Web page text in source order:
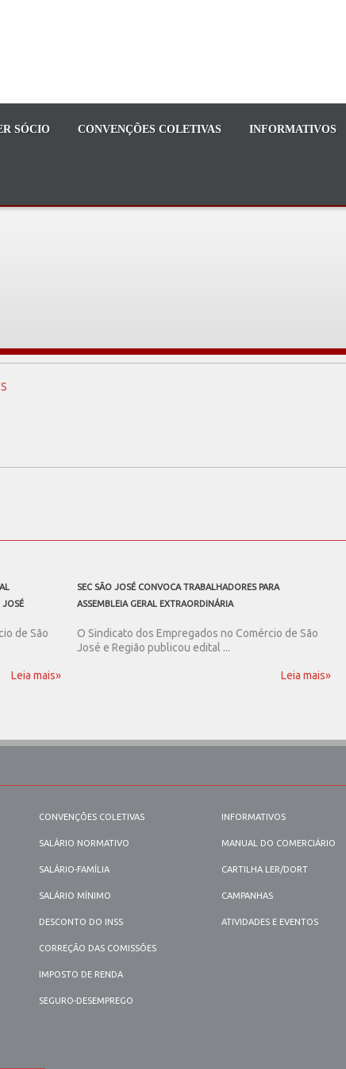
SÓCIO CONVENÇÕES COLETIVAS INFORMATIVOS
JOSÉ
de São
Leia mais»
SEC SÃO JOSÉ CONVOCA TRABALHADORES PARA
ASSEMBLEIA GERAL EXTRAORDINÁRIA
O Sindicato dos Empregados no Comércio de São
José e Região publicou edital ...
Leia mais»
CONVENÇÕES COLETIVAS
SALÁRIO NORMATIVO
SALÁRIO-FAMÍLIA
SALÁRIO MÍNIMO
DESCONTO DO INSS
CORREÇÃO DAS COMISSÕES
IMPOSTO DE RENDA
SEGURO-DESEMPREGO
INFORMATIVOS
MANUAL DO COMERCIÁRIO
CARTILHA LER/DORT
CAMPANHAS
ATIVIDADES E EVENTOS